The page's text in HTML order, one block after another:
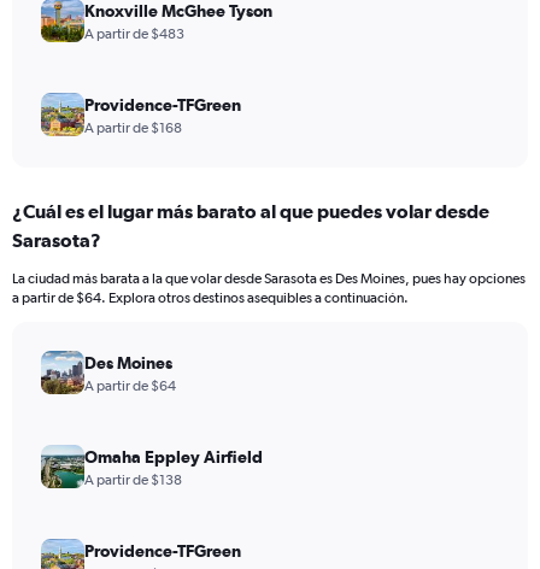
Knoxville McGhee Tyson
A partir de $483
Providence-TFGreen
A partir de $168
¿Cuál es el lugar más barato al que puedes volar desde
Sarasota?
La ciudad más barata a la que volar desde Sarasota es Des Moines, pues hay opciones
a partir de $64. Explora otros destinos asequibles a continuación.
Des Moines
A partir de $64
Omaha Eppley Airfield
A partir de $138
Providence-TFGreen